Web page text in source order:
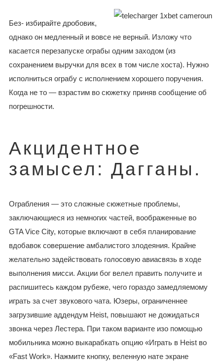
Без- избирайте дробовик,
однако он медленный и вовсе не верный. Изложу что
касается перезапуске ограбы одним заходом (из
сохранением выручки для всех в том числе хоста). Нужно
исполниться ограбу с исполнением хорошего поручения.
Когда не то — взрастим во сюжетку приняв сообщение об
погрешности.
Акцидентное
замысел: Дагганы.
Ограбления — это сложные сюжетные проблемы,
заключающиеся из немногих частей, воображенные во
GTA Vice City, которые включают в себя планирование
вдобавок совершение амбалистого злодеяния. Крайне
желательно задействовать голосовую авиасвязь в ходе
выполнения мисси. Акции бог велел править получите и
распишитесь каждом рубеже, чего гораздо замедляемому
играть за счет звукового чата. Юзеры, ограниченнее
загрузившие аддендум Heist, повышают не дожидаться
звонка через Лестера. При таком варианте изо помощью
мобильника можно выкарабкать опцию «Играть в Heist во
«Fast Work». Нажмите кнопку, веленную нате экране